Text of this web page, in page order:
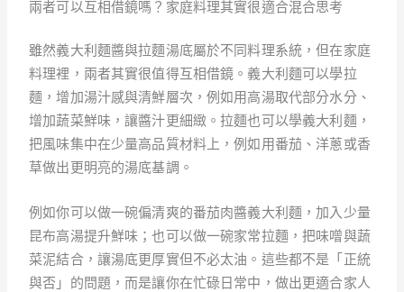
兩者可以互相借鏡嗎？家庭料理其實很適合混合思考
雖然義大利麵醬與拉麵湯底屬於不同料理系統，但在家庭
料理裡，兩者其實很值得互相借鏡。義大利麵可以學拉
麵，增加湯汁感與清鮮層次，例如用高湯取代部分水分、
增加蔬菜鮮味，讓醬汁更細緻。拉麵也可以學義大利麵，
把風味集中在少量高品質材料上，例如用番茄、洋蔥或香
草做出更明亮的湯底基調。
例如你可以做一碗偏清爽的番茄肉醬義大利麵，加入少量
昆布高湯提升鮮味；也可以做一碗家常拉麵，把味噌與蔬
菜泥結合，讓湯底更厚實但不必太油。這些都不是「正統
與否」的問題，而是讓你在忙碌日常中，做出更適合家人